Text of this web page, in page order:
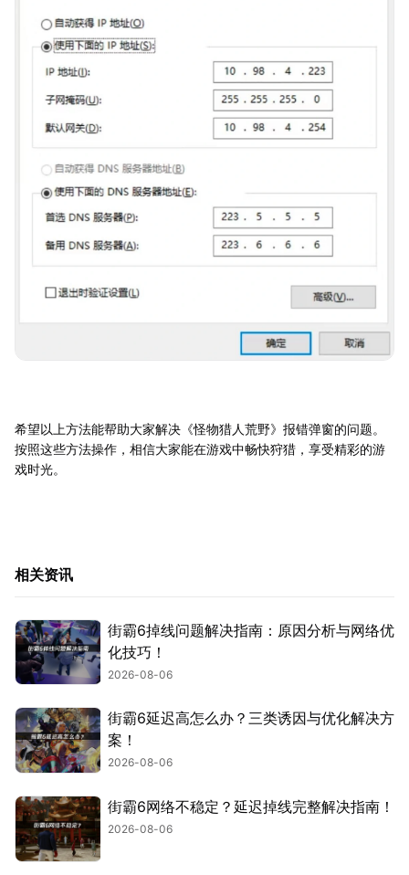
希望以上方法能帮助大家解决《怪物猎人荒野》报错弹窗的问题。
按照这些方法操作，相信大家能在游戏中畅快狩猎，享受精彩的游
戏时光。
相关资讯
街霸6掉线问题解决指南：原因分析与网络优
化技巧！
2026-08-06
街霸6延迟高怎么办？三类诱因与优化解决方
案！
2026-08-06
街霸6网络不稳定？延迟掉线完整解决指南！
2026-08-06